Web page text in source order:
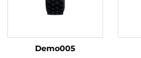
Demo005